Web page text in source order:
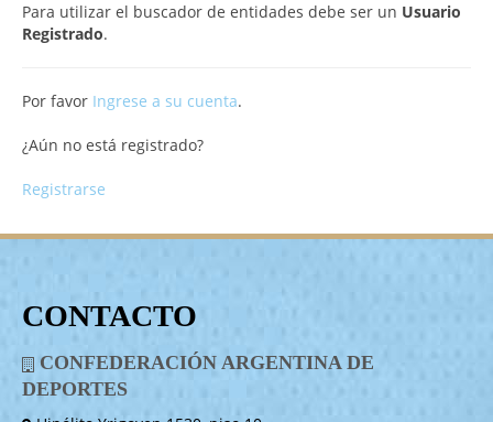
Para utilizar el buscador de entidades debe ser un Usuario
Registrado.
Por favor Ingrese a su cuenta.
¿Aún no está registrado?
Registrarse
CONTACTO
CONFEDERACIÓN ARGENTINA DE
DEPORTES